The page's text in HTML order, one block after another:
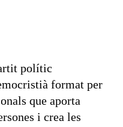
polític
format per
que aporta
i crea les